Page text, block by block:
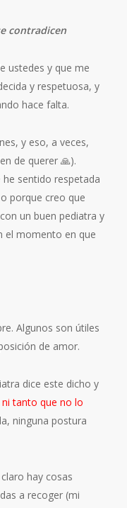
contradicen
ustedes y que me
y respetuosa, y
hace falta.
y eso, a veces,
de querer 🙏).
sentido respetada
porque creo que
un buen pediatra y
el momento en que
Algunos son útiles
de amor.
dice este dicho y
tanto que no lo
ninguna postura
hay cosas
a recoger (mi